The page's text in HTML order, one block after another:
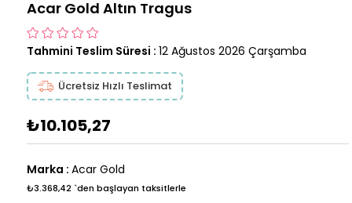
Acar Gold Altın Tragus
Tahmini Teslim Süresi : 12 Ağustos 2026 Çarşamba
Ücretsiz Hızlı Teslimat
₺10.105,27
Marka : Acar Gold
₺3.368,42 `den başlayan taksitlerle